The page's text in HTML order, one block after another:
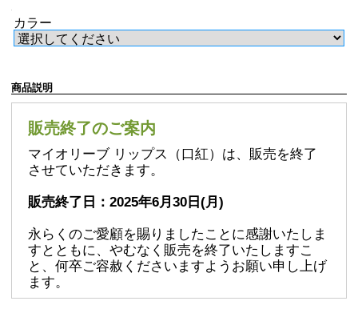
カラー
商品説明
販売終了のご案内
マイオリーブ リップス（口紅）は、販売を終了
させていただきます。
販売終了日：2025年6月30日(月)
永らくのご愛顧を賜りましたことに感謝いたしま
すとともに、やむなく販売を終了いたしますこ
と、何卒ご容赦くださいますようお願い申し上げ
ます。